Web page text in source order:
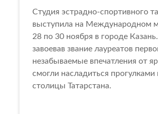
Студия эстрадно-спортивного
выступила на Международном
28 по 30 ноября в городе
завоевав звание лауреатов
незабываемые впечатления от
смогли насладиться
столицы Татарстана.